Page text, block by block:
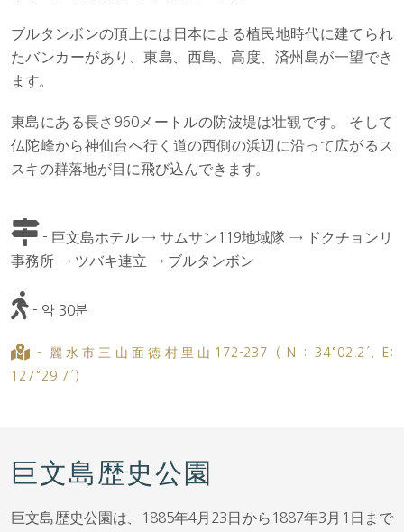
ブルタンボンの頂上には日本による植民地時代に建てられ
たバンカーがあり、東島、西島、高度、済州島が一望でき
ます。
東島にある長さ960メートルの防波堤は壮観です。 そして
仏陀峰から神仙台へ行く道の西側の浜辺に沿って広がるス
スキの群落地が目に飛び込んできます。
- 巨文島ホテル → サムサン119地域隊 → ドクチョンリ
事務所 → ツバキ連立 → ブルタンボン
- 약 30분
- 麗水市三山面徳村里山172-237 ( N : 34°02.2′, E:
127°29.7′)
巨文島歴史公園
巨文島歴史公園は、1885年4月23日から1887年3月1日まで